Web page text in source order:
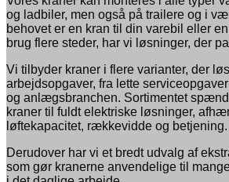
og ladbiler, men også på trailere og i
behovet er en kran til din varebil eller
brug flere steder, har vi løsninger, der
Vi tilbyder kraner i flere varianter, der
arbejdsopgaver, fra lette
og anlægsbranchen. Sortimentet
kraner til fuldt elektriske løsninger,
løftekapacitet, rækkevidde og betjening.
Derudover har vi et bredt udvalg af
som gør kranerne anvendelige til